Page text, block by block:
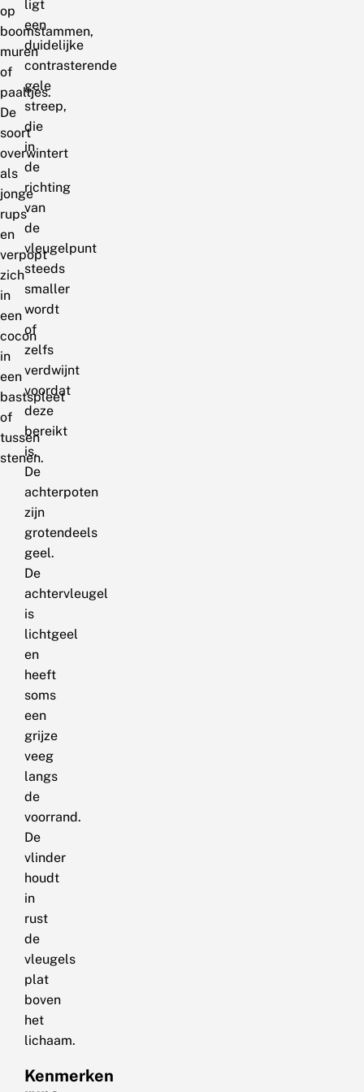
op
boomstammen,
muren
of
paaltjes.
De
soort
overwintert
als
jonge
rups
en
verpopt
zich
in
een
cocon
in
een
bastspleet
of
tussen
stenen.
ligt
een
duidelijke
contrasterende
gele
streep,
die
in
de
richting
van
de
vleugelpunt
steeds
smaller
wordt
of
zelfs
verdwijnt
voordat
deze
bereikt
is.
De
achterpoten
zijn
grotendeels
geel.
De
achtervleugel
is
lichtgeel
en
heeft
soms
een
grijze
veeg
langs
de
voorrand.
De
vlinder
houdt
in
rust
de
vleugels
plat
boven
het
lichaam.
Kenmerken